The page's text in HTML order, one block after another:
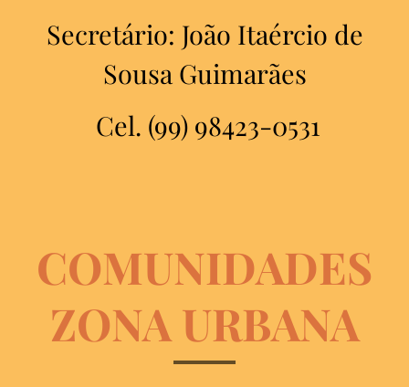
Secretário: João Itaércio de
Sousa Guimarães
Cel. (99) 98423-0531
COMUNIDADES
ZONA URBANA